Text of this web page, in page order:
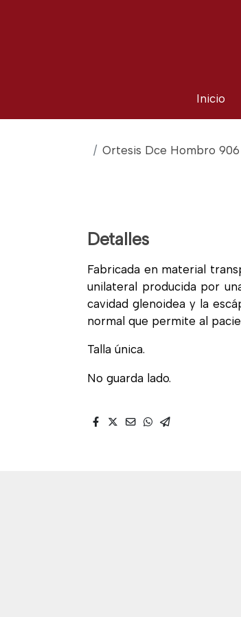
Inicio
Ortesis Dce Hombro 906
Detalles
Fabricada en material
unilateral producida por
cavidad glenoidea y la
normal que permite al
Talla única.
No guarda lado.